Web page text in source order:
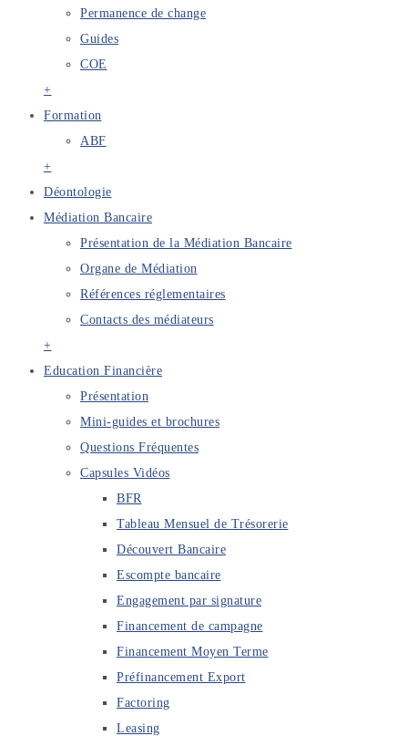
Permanence de change
Guides
COE
+
Formation
ABF
+
Déontologie
Médiation Bancaire
Présentation de la Médiation Bancaire
Organe de Médiation
Références réglementaires
Contacts des médiateurs
+
Education Financière
Présentation
Mini-guides et brochures
Questions Fréquentes
Capsules Vidéos
BFR
Tableau Mensuel de Trésorerie
Découvert Bancaire
Escompte bancaire
Engagement par signature
Financement de campagne
Financement Moyen Terme
Préfinancement Export
Factoring
Leasing